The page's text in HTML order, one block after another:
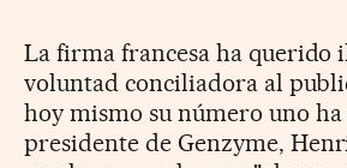
La firma francesa ha querido
voluntad conciliadora al
hoy mismo su número uno ha
presidente de Genzyme,